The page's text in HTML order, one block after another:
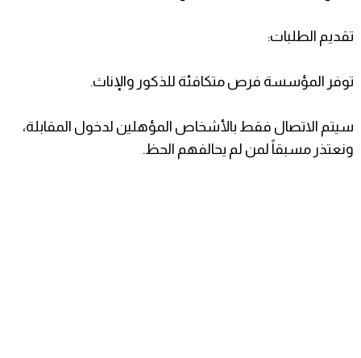
تقديم الطلبات:
توفر المؤسسة فرص متكافئة للذكور والإناث.
سيتم الاتصال فقط بالأشخاص المؤهلين لدخول المقابلة،
ونعتذر مسبقاً لمن لم يحالفهم الحظ.